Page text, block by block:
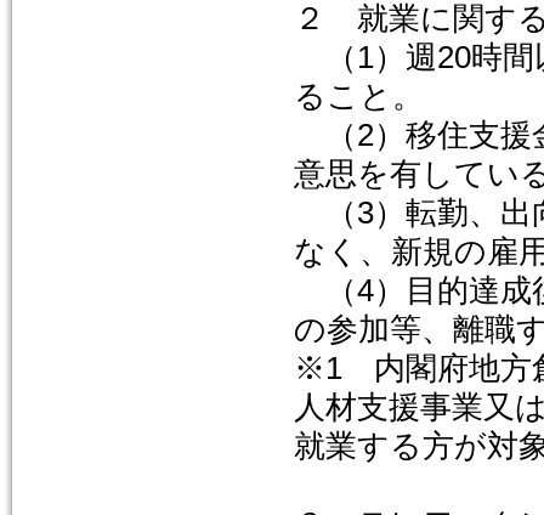
２ 就業に関す
（1）週20時間
ること。
（2）移住支援
意思を有してい
（3）転勤、出
なく、新規の雇
（4）目的達成
の参加等、離職
※1 内閣府地方
人材支援事業又
就業する方が対